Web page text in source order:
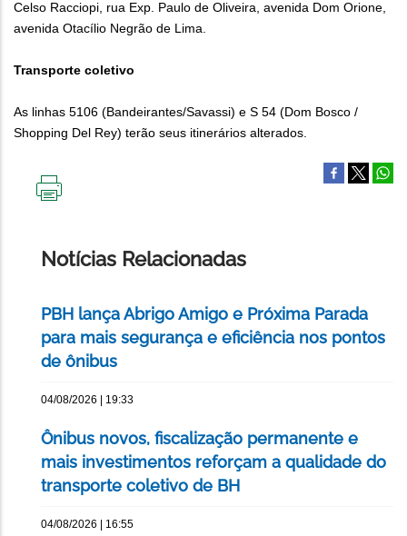
Celso Racciopi, rua Exp. Paulo de Oliveira, avenida Dom Orione,
avenida Otacílio Negrão de Lima.
Transporte coletivo
As linhas 5106 (Bandeirantes/Savassi) e S 54 (Dom Bosco /
Shopping Del Rey) terão seus itinerários alterados.
Notícias Relacionadas
PBH lança Abrigo Amigo e Próxima Parada
para mais segurança e eficiência nos pontos
de ônibus
04/08/2026 | 19:33
Ônibus novos, fiscalização permanente e
mais investimentos reforçam a qualidade do
transporte coletivo de BH
04/08/2026 | 16:55